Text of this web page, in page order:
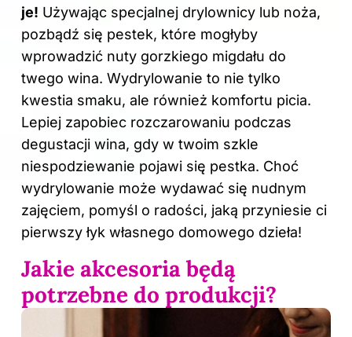
je! Używając specjalnej drylownicy lub noża,
pozbądź się pestek, które mogłyby
wprowadzić nuty gorzkiego migdału do
twego wina. Wydrylowanie to nie tylko
kwestia smaku, ale również komfortu picia.
Lepiej zapobiec rozczarowaniu podczas
degustacji wina, gdy w twoim szkle
niespodziewanie pojawi się pestka. Choć
wydrylowanie może wydawać się nudnym
zajęciem, pomyśl o radości, jaką przyniesie ci
pierwszy łyk własnego domowego dzieła!
Jakie akcesoria będą
potrzebne do produkcji?